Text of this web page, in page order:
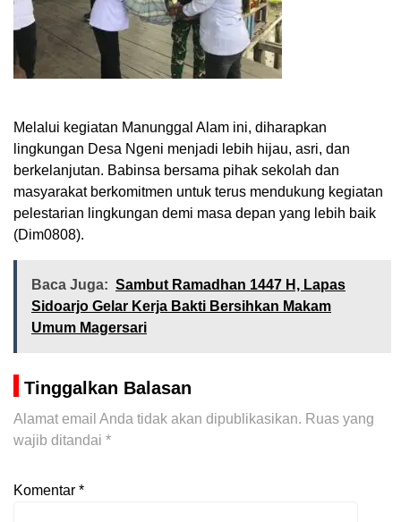
Melalui kegiatan Manunggal Alam ini, diharapkan
lingkungan Desa Ngeni menjadi lebih hijau, asri, dan
berkelanjutan. Babinsa bersama pihak sekolah dan
masyarakat berkomitmen untuk terus mendukung kegiatan
pelestarian lingkungan demi masa depan yang lebih baik
(Dim0808).
Baca Juga: Sambut Ramadhan 1447 H, Lapas
Sidoarjo Gelar Kerja Bakti Bersihkan Makam
Umum Magersari
Tinggalkan Balasan
Alamat email Anda tidak akan dipublikasikan. Ruas yang
wajib ditandai *
Komentar *